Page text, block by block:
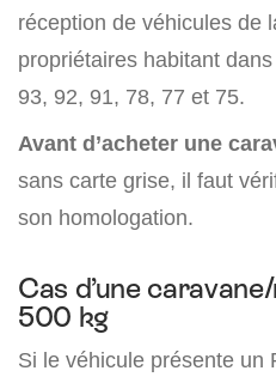
réception de véhicules de
propriétaires habitant
93, 92, 91, 78, 77 et 75.
Avant d’acheter une
sans carte grise, il faut
son homologation.
Cas d’une
500 kg
Si le véhicule présente un